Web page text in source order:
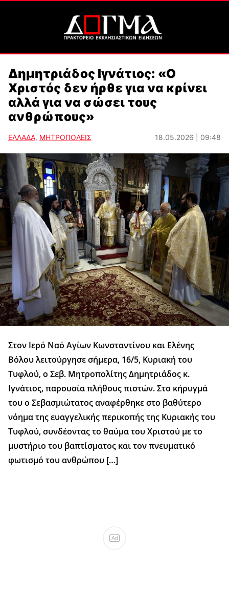
Δημητριάδος Ιγνάτιος: «Ο
Χριστός δεν ήρθε για να κρίνει
αλλά για να σώσει τους
ανθρώπους»
ΕΛΛΑΔΑ, ΜΗΤΡΟΠΟΛΕΙΣ 18.05.2026 | 09:48
Στον Ιερό Ναό Αγίων Κωνσταντίνου και Ελένης
Βόλου λειτούργησε σήμερα, 16/5, Κυριακή του
Τυφλού, ο Σεβ. Μητροπολίτης Δημητριάδος κ.
Ιγνάτιος, παρουσία πλήθους πιστών. Στο κήρυγμά
του ο Σεβασμιώτατος αναφέρθηκε στο βαθύτερο
νόημα της ευαγγελικής περικοπής της Κυριακής του
Τυφλού, συνδέοντας το θαύμα του Χριστού με το
μυστήριο του βαπτίσματος και τον πνευματικό
φωτισμό του ανθρώπου […]
Ad